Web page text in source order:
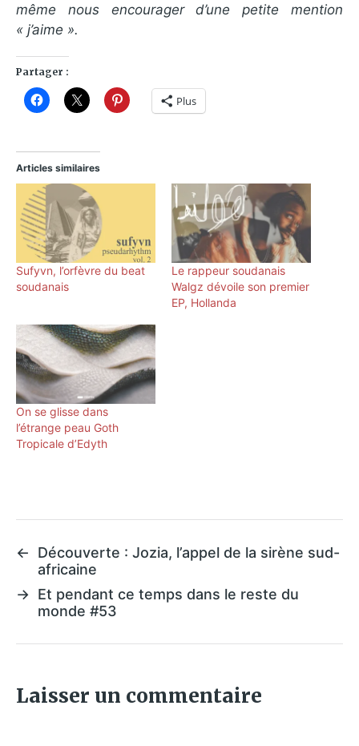
même nous encourager d’une petite mention
« j’aime ».
Partager :
Plus
Articles similaires
Sufyvn, l’orfèvre du beat
soudanais
Le rappeur soudanais
Walgz dévoile son premier
EP, Hollanda
On se glisse dans
l’étrange peau Goth
Tropicale d’Edyth
←
Découverte : Jozia, l’appel de la sirène sud-
africaine
→ Et pendant ce temps dans le reste du
monde #53
Laisser un commentaire